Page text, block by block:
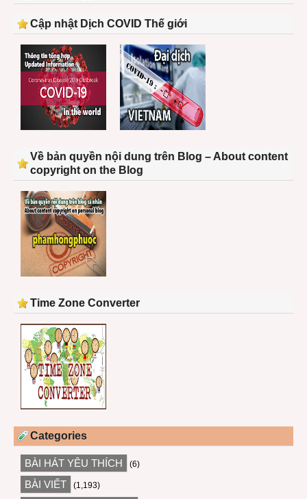
Cập nhật Dịch COVID Thế giới
Về bản quyền nội dung trên Blog – About content
copyright on the Blog
Time Zone Converter
Categories
BÀI HÁT YÊU THÍCH (6)
BÀI VIẾT (1,193)